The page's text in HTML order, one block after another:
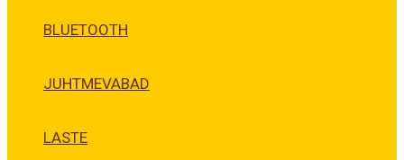
BLUETOOTH
JUHTMEVABAD
LASTE